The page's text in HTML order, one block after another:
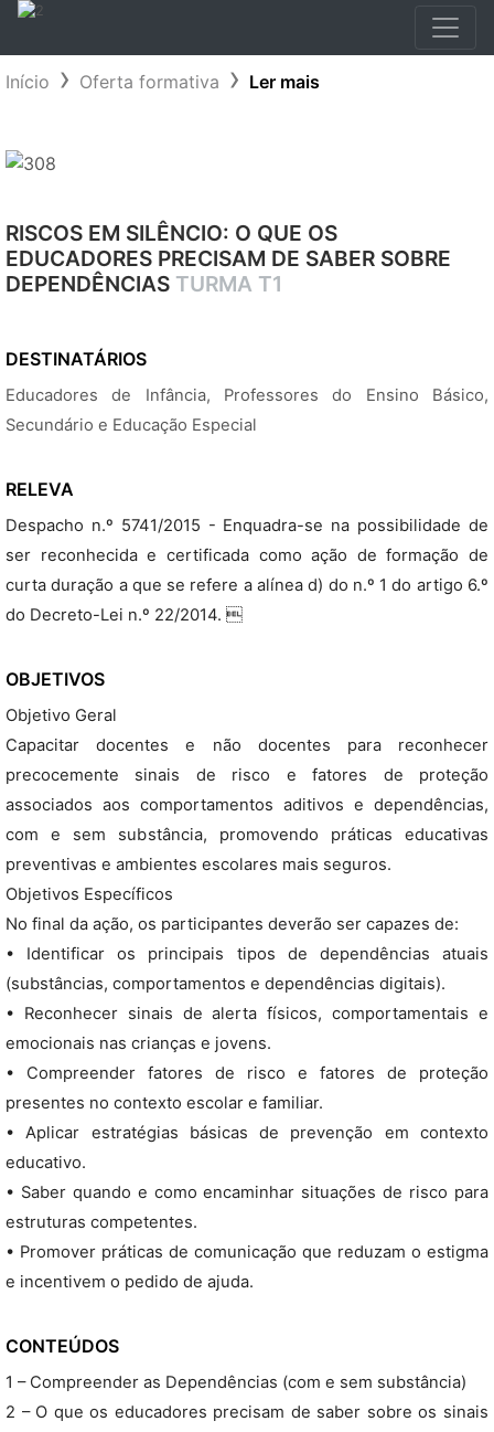
Início Oferta formativa Ler mais
RISCOS EM SILÊNCIO: O QUE OS
EDUCADORES PRECISAM DE SABER SOBRE
DEPENDÊNCIAS TURMA T1
DESTINATÁRIOS
Educadores de Infância, Professores do Ensino Básico,
Secundário e Educação Especial
RELEVA
Despacho n.º 5741/2015 - Enquadra-se na possibilidade de
ser reconhecida e certificada como ação de formação de
curta duração a que se refere a alínea d) do n.º 1 do artigo 6.º
do Decreto-Lei n.º 22/2014. 
OBJETIVOS
Objetivo Geral
Capacitar docentes e não docentes para reconhecer
precocemente sinais de risco e fatores de proteção
associados aos comportamentos aditivos e dependências,
com e sem substância, promovendo práticas educativas
preventivas e ambientes escolares mais seguros.
Objetivos Específicos
No final da ação, os participantes deverão ser capazes de:
• Identificar os principais tipos de dependências atuais
(substâncias, comportamentos e dependências digitais).
• Reconhecer sinais de alerta físicos, comportamentais e
emocionais nas crianças e jovens.
• Compreender fatores de risco e fatores de proteção
presentes no contexto escolar e familiar.
• Aplicar estratégias básicas de prevenção em contexto
educativo.
• Saber quando e como encaminhar situações de risco para
estruturas competentes.
• Promover práticas de comunicação que reduzam o estigma
e incentivem o pedido de ajuda.
CONTEÚDOS
1 – Compreender as Dependências (com e sem substância)
2 – O que os educadores precisam de saber sobre os sinais